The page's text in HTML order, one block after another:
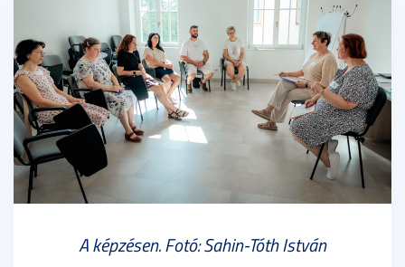
A képzésen. Fotó: Sahin-Tóth István